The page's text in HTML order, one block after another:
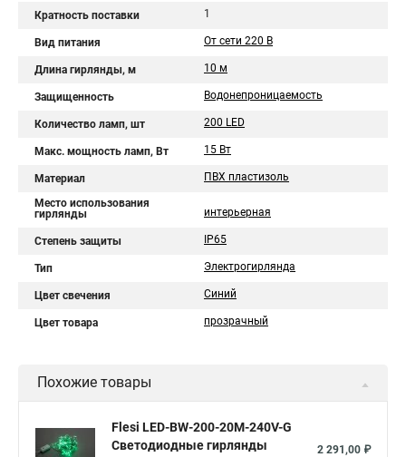
Кратность поставки 1
Вид питания От сети 220 В
Длина гирлянды, м 10 м
Защищенность Водонепроницаемость
Количество ламп, шт 200 LED
Макс. мощность ламп, Вт 15 Вт
Материал ПВХ пластизоль
Место использования
гирлянды
интерьерная
Степень защиты IP65
Тип Электрогирлянда
Цвет свечения Синий
Цвет товара прозрачный
Похожие товары
Flesi LED-BW-200-20M-240V-G
Светодиодные гирлянды
2 291,00 ₽